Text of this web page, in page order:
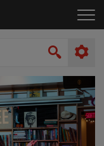
le